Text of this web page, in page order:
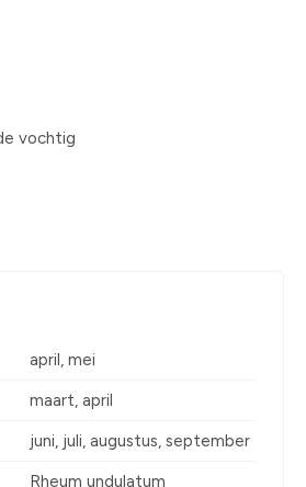
vochtig
april, mei
maart, april
juni, juli, augustus, september
Rheum undulatum